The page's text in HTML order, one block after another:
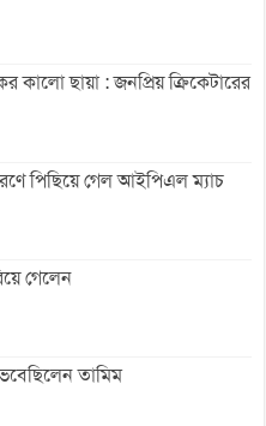
কালো ছায়া : জনপ্রিয় ক্রিকেটারের
পিছিয়ে গেল আইপিএল ম্যাচ
গেলেন
তামিম